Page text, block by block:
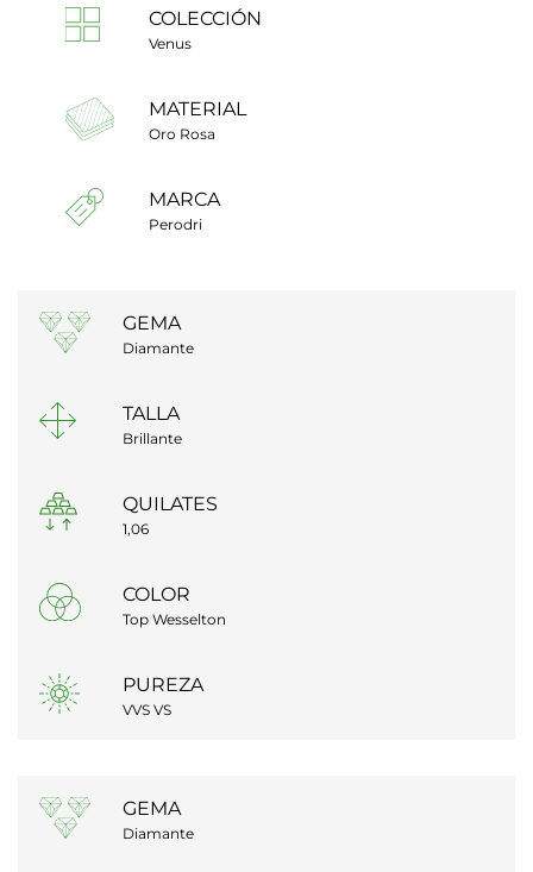
COLECCIÓN
Venus
MATERIAL
Oro Rosa
MARCA
Perodri
GEMA
Diamante
TALLA
Brillante
QUILATES
1,06
COLOR
Top Wesselton
PUREZA
VVS VS
GEMA
Diamante